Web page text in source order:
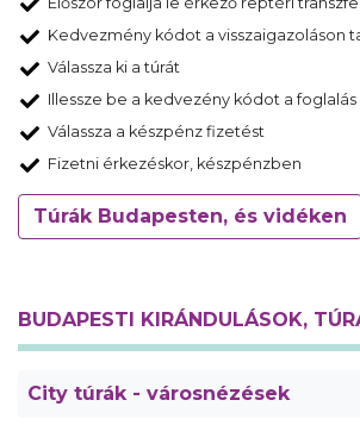
Kedvezmény kódot a visszaigazoláson
Válassza ki a túrát
Illessze be a kedvezény kódot a foglalás
Válassza a készpénz fizetést
Fizetni érkezéskor, készpénzben
Túrák Budapesten, és vidéken
BUDAPESTI KIRÁNDULÁSOK,
City túrák - városnézések